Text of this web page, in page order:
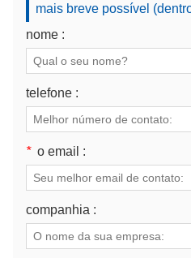
mais breve possível
nome :
telefone :
* o email :
companhia :